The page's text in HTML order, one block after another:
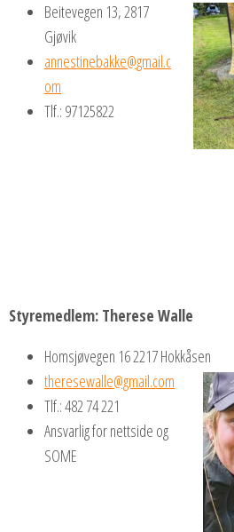
Beitevegen 13, 2817
Gjøvik
annestinebakke@gmail.c
om
Tlf.: 97125822
Styremedlem: Therese Walle
Homsjøvegen 16 2217 Hokkåsen
theresewalle@gmail.com
Tlf.: 482 74 221
Ansvarlig for nettside og
SOME